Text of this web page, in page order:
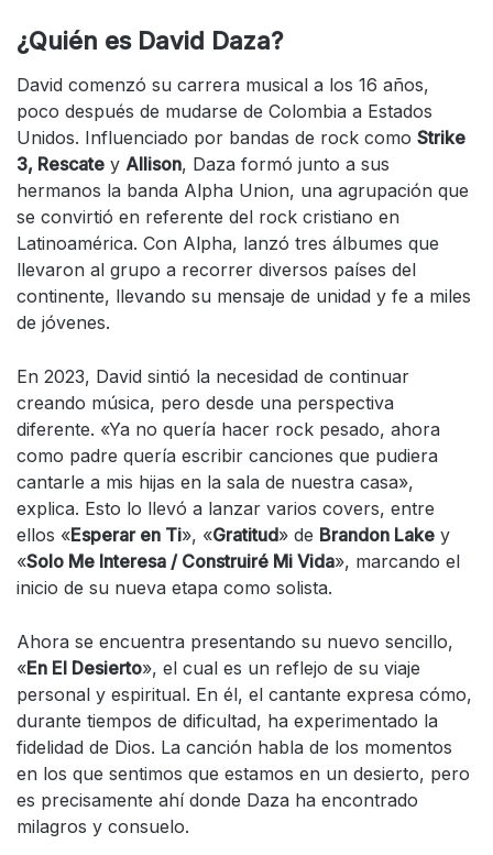
¿Quién es David Daza?
David comenzó su carrera musical a los 16 años,
poco después de mudarse de Colombia a Estados
Unidos. Influenciado por bandas de rock como Strike
3, Rescate y Allison, Daza formó junto a sus
hermanos la banda Alpha Union, una agrupación que
se convirtió en referente del rock cristiano en
Latinoamérica. Con Alpha, lanzó tres álbumes que
llevaron al grupo a recorrer diversos países del
continente, llevando su mensaje de unidad y fe a miles
de jóvenes.
En 2023, David sintió la necesidad de continuar
creando música, pero desde una perspectiva
diferente. «Ya no quería hacer rock pesado, ahora
como padre quería escribir canciones que pudiera
cantarle a mis hijas en la sala de nuestra casa»,
explica. Esto lo llevó a lanzar varios covers, entre
ellos «Esperar en Ti», «Gratitud» de Brandon Lake y
«Solo Me Interesa / Construiré Mi Vida», marcando el
inicio de su nueva etapa como solista.
Ahora se encuentra presentando su nuevo sencillo,
«En El Desierto», el cual es un reflejo de su viaje
personal y espiritual. En él, el cantante expresa cómo,
durante tiempos de dificultad, ha experimentado la
fidelidad de Dios. La canción habla de los momentos
en los que sentimos que estamos en un desierto, pero
es precisamente ahí donde Daza ha encontrado
milagros y consuelo.